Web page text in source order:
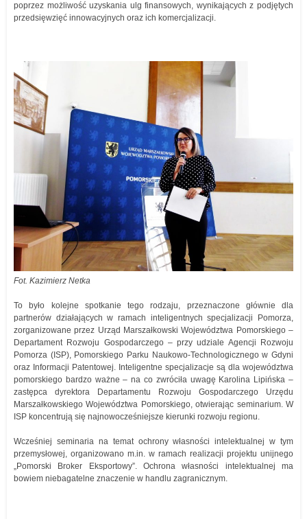
poprzez możliwość uzyskania ulg finansowych, wynikających z podjętych
przedsięwzięć innowacyjnych oraz ich komercjalizacji.
Fot. Kazimierz Netka
To było kolejne spotkanie tego rodzaju, przeznaczone głównie dla
partnerów działających w ramach inteligentnych specjalizacji Pomorza,
zorganizowane przez Urząd Marszałkowski Województwa Pomorskiego –
Departament Rozwoju Gospodarczego – przy udziale Agencji Rozwoju
Pomorza (ISP), Pomorskiego Parku Naukowo-Technologicznego w Gdyni
oraz Informacji Patentowej. Inteligentne specjalizacje są dla województwa
pomorskiego bardzo ważne – na co zwróciła uwagę Karolina Lipińska –
zastępca dyrektora Departamentu Rozwoju Gospodarczego Urzędu
Marszałkowskiego Województwa Pomorskiego, otwierając seminarium. W
ISP koncentrują się najnowocześniejsze kierunki rozwoju regionu.
Wcześniej seminaria na temat ochrony własności intelektualnej w tym
przemysłowej, organizowano m.in. w ramach realizacji projektu unijnego
„Pomorski Broker Eksportowy”. Ochrona własności intelektualnej ma
bowiem niebagatelne znaczenie w handlu zagranicznym.